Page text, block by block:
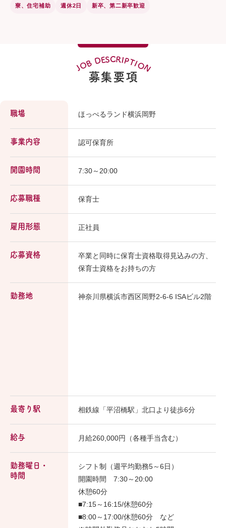
寮、住宅補助 週休2日 新卒、第二新卒歓迎
JOB DESCRIPTION
募集要項
職場 ほっぺるランド横浜岡野
事業内容 認可保育所
開園時間 7:30～20:00
応募職種 保育士
雇用形態 正社員
応募資格
卒業と同時に保育士資格取得見込みの方、
保育士資格をお持ちの方
勤務地 神奈川県横浜市西区岡野2-6-6 ISAビル2階
最寄り駅 相鉄線「平沼橋駅」北口より徒歩6分
給与 月給260,000円（各種手当含む）
勤務曜日・
時間
シフト制（週平均勤務5～6日）
開園時間 7:30～20:00
休憩60分
■7:15～16:15/休憩60分
■8:00～17:00/休憩60分 など